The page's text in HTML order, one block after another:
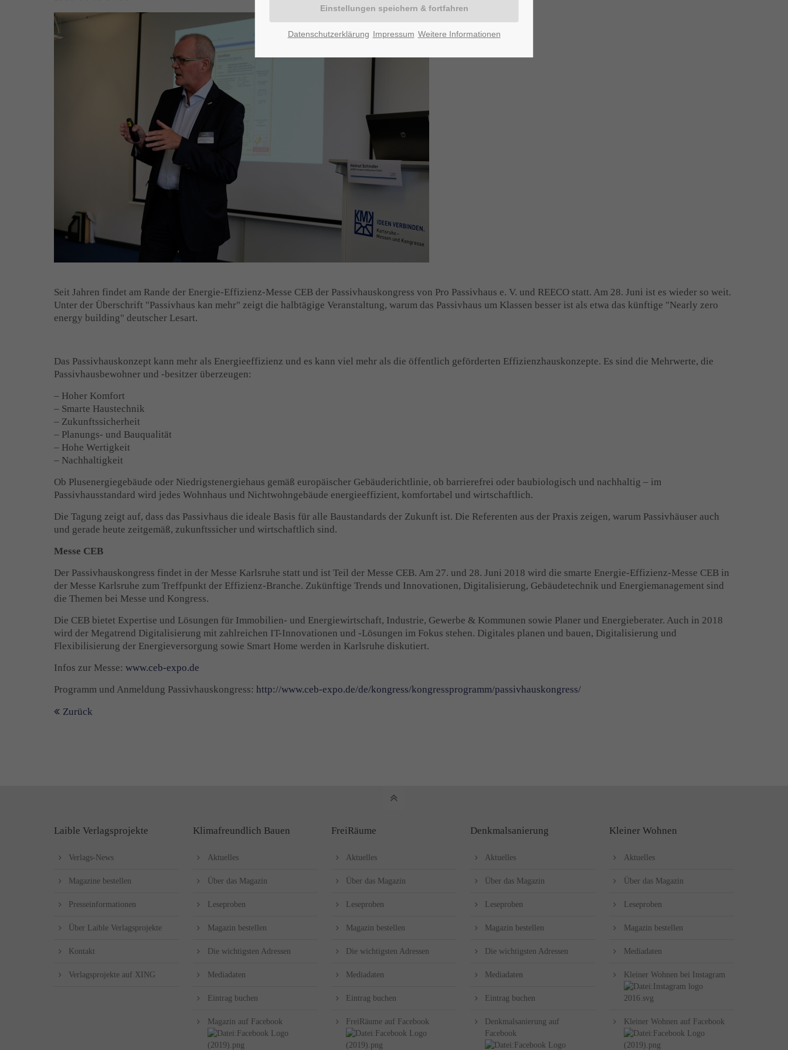
Seit Jahren findet am Rande der Energie-Effizienz-Messe CEB der Passivhauskongress von Pro Passivhaus e. V. und REECO statt. Am 28. Juni ist es wieder so weit.
Unter der Überschrift "Passivhaus kan mehr" zeigt die halbtägige Veranstaltung, warum das Passivhaus um Klassen besser ist als etwa das künftige "Nearly zero
energy building" deutscher Lesart.
Das Passivhauskonzept kann mehr als Energieeffizienz und es kann viel mehr als die öffentlich geförderten Effizienzhauskonzepte. Es sind die Mehrwerte, die
Passivhausbewohner und -besitzer überzeugen:
– Hoher Komfort
– Smarte Haustechnik
– Zukunftssicherheit
– Planungs- und Bauqualität
– Hohe Wertigkeit
– Nachhaltigkeit
Ob Plusenergiegebäude oder Niedrigstenergiehaus gemäß europäischer Gebäuderichtlinie, ob barrierefrei oder baubiologisch und nachhaltig – im
Passivhausstandard wird jedes Wohnhaus und Nichtwohngebäude energieeffizient, komfortabel und wirtschaftlich.
Die Tagung zeigt auf, dass das Passivhaus die ideale Basis für alle Baustandards der Zukunft ist. Die Referenten aus der Praxis zeigen, warum Passivhäuser auch
und gerade heute zeitgemäß, zukunftssicher und wirtschaftlich sind.
Messe CEB
Der Passivhauskongress findet in der Messe Karlsruhe statt und ist Teil der Messe CEB. Am 27. und 28. Juni 2018 wird die smarte Energie-Effizienz-Messe CEB in
der Messe Karlsruhe zum Treffpunkt der Effizienz-Branche. Zukünftige Trends und Innovationen, Digitalisierung, Gebäudetechnik und Energiemanagement sind
die Themen bei Messe und Kongress.
Die CEB bietet Expertise und Lösungen für Immobilien- und Energiewirtschaft, Industrie, Gewerbe & Kommunen sowie Planer und Energieberater. Auch in 2018
wird der Megatrend Digitalisierung mit zahlreichen IT-Innovationen und -Lösungen im Fokus stehen. Digitales planen und bauen, Digitalisierung und
Flexibilisierung der Energieversorgung sowie Smart Home werden in Karlsruhe diskutiert.
Infos zur Messe: www.ceb-expo.de
Programm und Anmeldung Passivhauskongress: http://www.ceb-expo.de/de/kongress/kongressprogramm/passivhauskongress/
Zurück
Laible Verlagsprojekte
Verlags-News
Magazine bestellen
Presseinformationen
Über Laible Verlagsprojekte
Kontakt
Verlagsprojekte auf XING
Klimafreundlich Bauen
Aktuelles
Über das Magazin
Leseproben
Magazin bestellen
Die wichtigsten Adressen
Mediadaten
Eintrag buchen
Magazin auf Facebook
FreiRäume
Aktuelles
Über das Magazin
Leseproben
Magazin bestellen
Die wichtigsten Adressen
Mediadaten
Eintrag buchen
FreiRäume auf Facebook
Denkmalsanierung
Aktuelles
Über das Magazin
Leseproben
Magazin bestellen
Die wichtigsten Adressen
Mediadaten
Eintrag buchen
Denkmalsanierung auf
Facebook
Kleiner Wohnen
Aktuelles
Über das Magazin
Leseproben
Magazin bestellen
Mediadaten
Kleiner Wohnen bei Instagram
Kleiner Wohnen auf Facebook
Datenschutzerklärung Impressum Weitere Informationen